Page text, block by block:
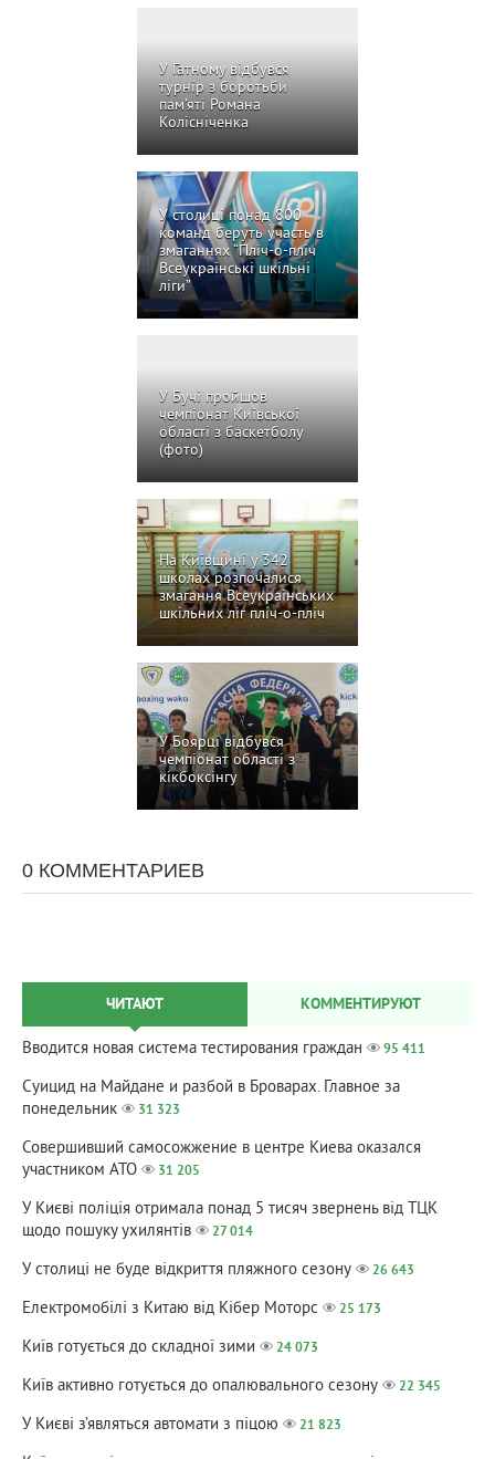
У Гатному відбувся
турнір з боротьби
пам’яті Романа
Колісніченка
У столиці понад 800
команд беруть участь в
змаганнях “Пліч-о-пліч
Всеукраїнські шкільні
ліги”
У Бучі пройшов
чемпіонат Київської
області з баскетболу
(фото)
На Київщині у 342
школах розпочалися
змагання Всеукраїнських
шкільних ліг пліч-о-пліч
У Боярці відбувся
чемпіонат області з
кікбоксінгу
0 КОММЕНТАРИЕВ
ЧИТАЮТ КОММЕНТИРУЮТ
Вводится новая система тестирования граждан 95 411
Суицид на Майдане и разбой в Броварах. Главное за
понедельник
31 323
Совершивший самосожжение в центре Киева оказался
участником АТО
31 205
У Києві поліція отримала понад 5 тисяч звернень від ТЦК
щодо пошуку ухилянтів
27 014
У столиці не буде відкриття пляжного сезону 26 643
Електромобілі з Китаю від Кібер Моторс 25 173
Київ готується до складної зими 24 073
Київ активно готується до опалювального сезону 22 345
У Києві з’являться автомати з піцою 21 823